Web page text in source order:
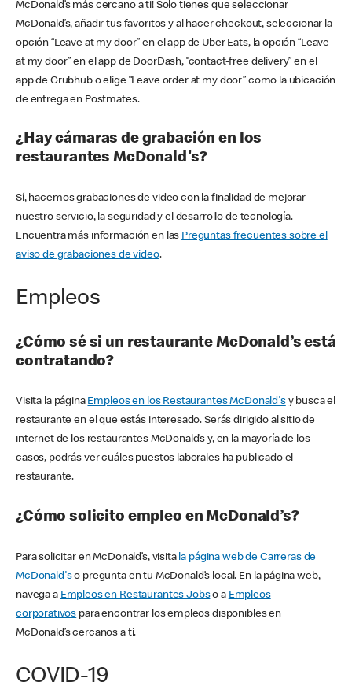
McDonald’s más cercano a ti! Solo tienes que seleccionar
McDonald’s, añadir tus favoritos y al hacer checkout, seleccionar la
opción “Leave at my door” en el app de Uber Eats, la opción “Leave
at my door” en el app de DoorDash, “contact-free delivery” en el
app de Grubhub o elige “Leave order at my door” como la ubicación
de entrega en Postmates.
¿Hay cámaras de grabación en los
restaurantes McDonald's?
Sí, hacemos grabaciones de video con la finalidad de mejorar
nuestro servicio, la seguridad y el desarrollo de tecnología.
Encuentra más información en las Preguntas frecuentes sobre el
aviso de grabaciones de video.
Empleos
¿Cómo sé si un restaurante McDonald’s está
contratando?
Visita la página Empleos en los Restaurantes McDonald'sy busca el
restaurante en el que estás interesado. Serás dirigido al sitio de
internet de los restaurantes McDonald’s y, en la mayoría de los
casos, podrás ver cuáles puestos laborales ha publicado el
restaurante.
¿Cómo solicito empleo en McDonald’s?
Para solicitar en McDonald’s, visita la página web de Carreras de
McDonald'so pregunta en tu McDonald’s local. En la página web,
navega a Empleos en Restaurantes Jobso a Empleos
corporativos para encontrar los empleos disponibles en
McDonald’s cercanos a ti.
COVID-19